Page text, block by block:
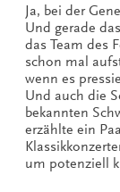
Ja, bei der
Und gerade
das Team des
schon mal
wenn es
Und auch die
bekannten
erzählte ein
um potenziell